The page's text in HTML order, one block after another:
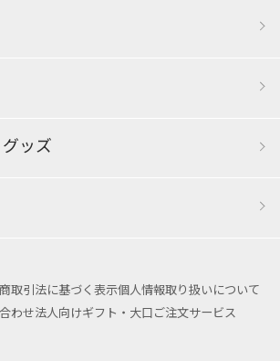
ッズ
取引法に基づく表示個人情報取り扱いについて
わせ法人向けギフト・大口ご注文サービス